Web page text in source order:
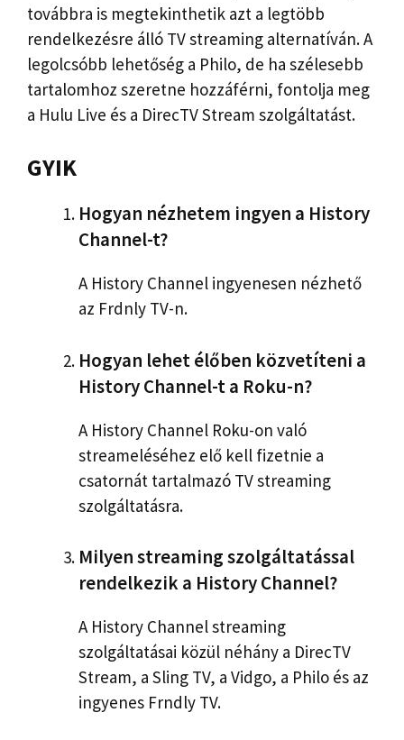
továbbra is megtekinthetik azt a legtöbb
rendelkezésre álló TV streaming alternatíván. A
legolcsóbb lehetőség a Philo, de ha szélesebb
tartalomhoz szeretne hozzáférni, fontolja meg
a Hulu Live és a DirecTV Stream szolgáltatást.
GYIK
Hogyan nézhetem ingyen a History
Channel-t?
A History Channel ingyenesen nézhető
az Frdnly TV-n.
Hogyan lehet élőben közvetíteni a
History Channel-t a Roku-n?
A History Channel Roku-on való
streameléséhez elő kell fizetnie a
csatornát tartalmazó TV streaming
szolgáltatásra.
Milyen streaming szolgáltatással
rendelkezik a History Channel?
A History Channel streaming
szolgáltatásai közül néhány a DirecTV
Stream, a Sling TV, a Vidgo, a Philo és az
ingyenes Frndly TV.